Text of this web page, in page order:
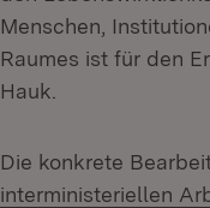
Menschen,
Raumes ist für den
Hauk.
Die konkrete
interministeriellen